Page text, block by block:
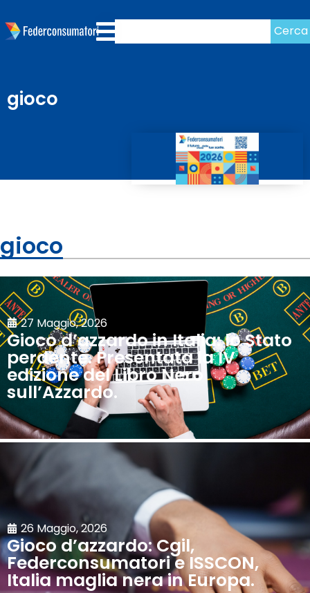
Cerca
gioco
gioco
27 Maggio, 2026
Gioco d’azzardo in Italia: lo Stato
perdente. Presentata la IV
edizione del Libro Nero
sull’Azzardo.
26 Maggio, 2026
Gioco d’azzardo: Cgil,
Federconsumatori e ISSCON,
Italia maglia nera in Europa.